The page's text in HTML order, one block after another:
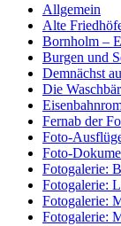
Allgemein
Alte
Bornholm –
Burgen und
Demnächst
Die
Fernab der
Foto-
Foto-
Fotogalerie:
Fotogalerie:
Fotogalerie:
Fotogalerie: